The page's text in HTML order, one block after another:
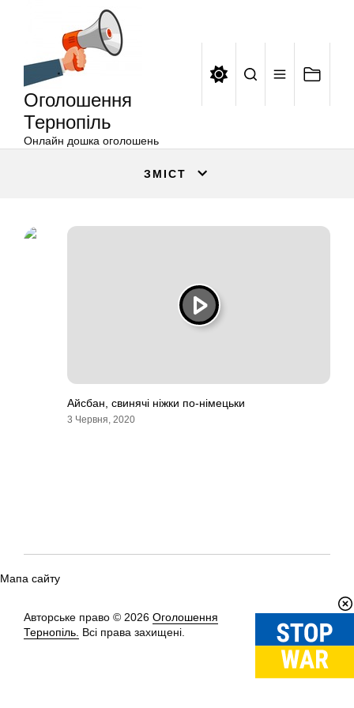
Оголошення
Тернопіль
Онлайн дошка оголошень
ЗМІСТ
Айсбан, свинячі ніжки по-німецьки
3 Червня, 2020
Мапа сайту
Авторське право © 2026 Оголошення
Тернопіль. Всі права захищені.
Вгору↑